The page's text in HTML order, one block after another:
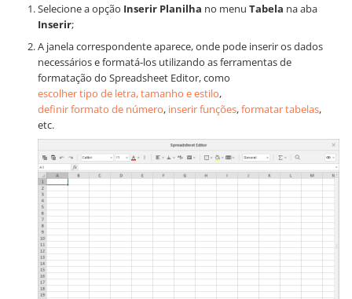
Selecione a opção Inserir Planilha no menu Tabela na aba
Inserir;
A janela correspondente aparece, onde pode inserir os dados
necessários e formatá-los utilizando as ferramentas de
formatação do Spreadsheet Editor, como
escolher tipo de letra, tamanho e estilo,
definir formato de número, inserir funções,formatar tabelas,
etc.